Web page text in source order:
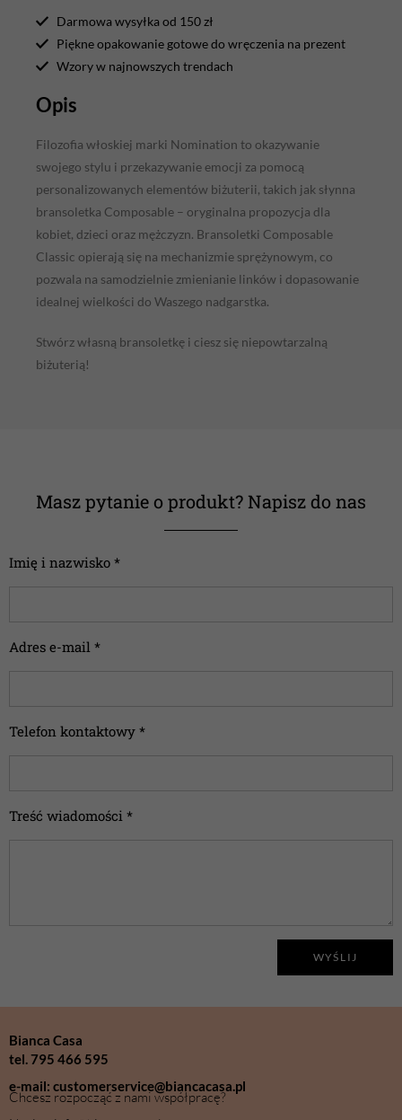
Darmowa wysyłka od 150 zł
Piękne opakowanie gotowe do wręczenia na prezent
Wzory w najnowszych trendach
Opis
Filozofia włoskiej marki Nomination to okazywanie
swojego stylu i przekazywanie emocji za pomocą
personalizowanych elementów biżuterii, takich jak słynna
bransoletka Composable – oryginalna propozycja dla
kobiet, dzieci oraz mężczyzn. Bransoletki Composable
Classic opierają się na mechanizmie sprężynowym, co
pozwala na samodzielnie zmienianie linków i dopasowanie
idealnej wielkości do Waszego nadgarstka.
Stwórz własną bransoletkę i ciesz się niepowtarzalną
biżuterią!
Masz pytanie o produkt? Napisz do nas
Imię i nazwisko *
Adres e-mail *
Telefon kontaktowy *
Treść wiadomości *
WYŚLIJ
Bianca Casa
tel. 795 466 595
e-mail: customerservice@biancacasa.pl
Chcesz rozpocząć z nami współpracę?